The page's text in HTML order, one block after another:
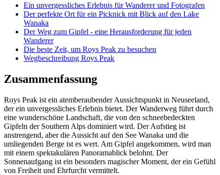
Ein unvergessliches Erlebnis für Wanderer und Fotografen
Der perfekte Ort für ein Picknick mit Blick auf den Lake
Wanaka
Der Weg zum Gipfel - eine Herausforderung für jeden
Wanderer
Die beste Zeit, um Roys Peak zu besuchen
Wegbeschreibung Roys Peak
Zusammenfassung
Roys Peak ist ein atemberaubender Aussichtspunkt in Neuseeland,
der ein unvergessliches Erlebnis bietet. Der Wanderweg führt durch
eine wunderschöne Landschaft, die von den schneebedeckten
Gipfeln der Southern Alps dominiert wird. Der Aufstieg ist
anstrengend, aber die Aussicht auf den See Wanaka und die
umliegenden Berge ist es wert. Am Gipfel angekommen, wird man
mit einem spektakulären Panoramablick belohnt. Der
Sonnenaufgang ist ein besonders magischer Moment, der ein Gefühl
von Freiheit und Ehrfurcht vermittelt.